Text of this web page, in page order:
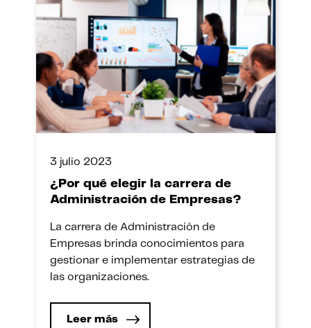
3 julio 2023
¿Por qué elegir la carrera de
Administración de Empresas?
La carrera de Administración de
Empresas brinda conocimientos para
gestionar e implementar estrategias de
las organizaciones.
Leer más